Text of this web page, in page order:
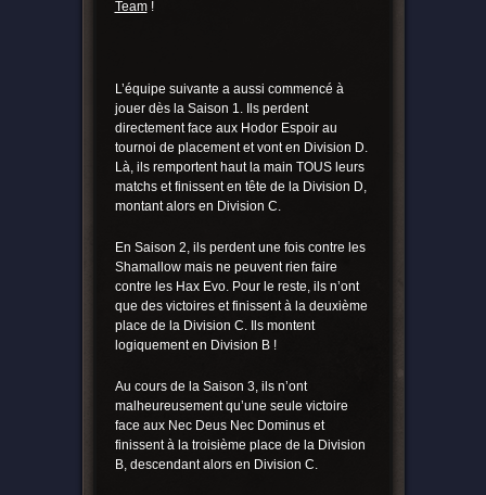
Team!
L’équipe suivante a aussi commencé à
jouer dès la Saison 1. Ils perdent
directement face aux Hodor Espoir au
tournoi de placement et vont en Division D.
Là, ils remportent haut la main TOUS leurs
matchs et finissent en tête de la Division D,
montant alors en Division C.
En Saison 2, ils perdent une fois contre les
Shamallow mais ne peuvent rien faire
contre les Hax Evo. Pour le reste, ils n’ont
que des victoires et finissent à la deuxième
place de la Division C. Ils montent
logiquement en Division B !
Au cours de la Saison 3, ils n’ont
malheureusement qu’une seule victoire
face aux Nec Deus Nec Dominus et
finissent à la troisième place de la Division
B, descendant alors en Division C.